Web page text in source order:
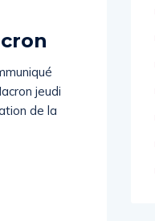
jeudi
de la